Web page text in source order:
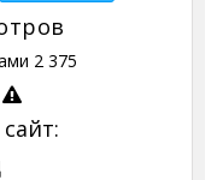
2 375